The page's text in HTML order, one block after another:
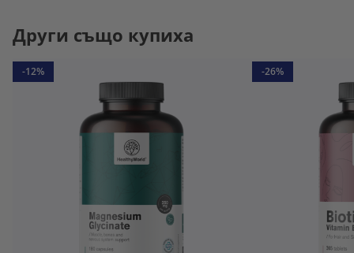
Други също купиха
-12% -26%